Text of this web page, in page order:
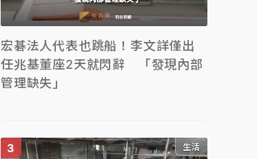
宏碁法人代表也跳船！李文詳僅出
任兆基董座2天就閃辭 「發現內部
管理缺失」
生活